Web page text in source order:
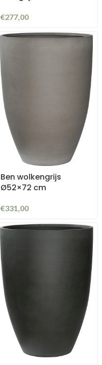
€277,00
Ben wolkengrijs
Ø52×72 cm
€331,00